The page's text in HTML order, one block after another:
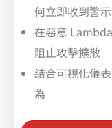
何立即收到警示
在惡意
阻止攻擊擴散
結合可視化儀
為